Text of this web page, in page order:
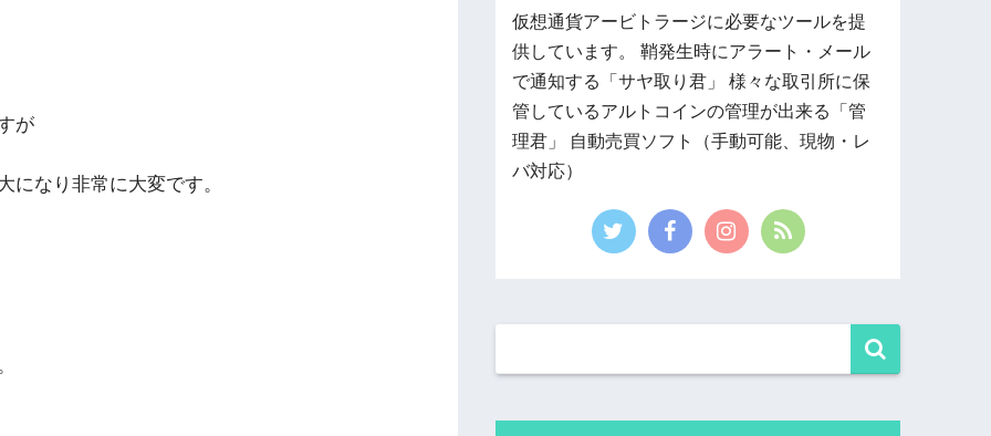
が
になり非常に大変です。
仮想通貨アービトラージに必要なツールを提
供しています。 鞘発生時にアラート・メール
で通知する「サヤ取り君」 様々な取引所に保
管しているアルトコインの管理が出来る「管
理君」 自動売買ソフト（手動可能、現物・レ
バ対応）